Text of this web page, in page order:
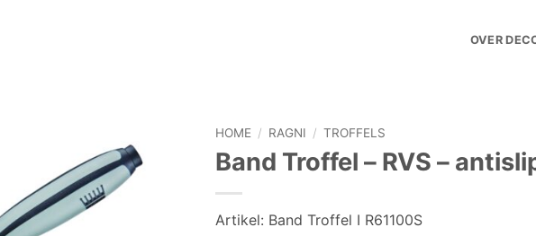
OVER
HOME / RAGNI / TROFFELS
Band Troffel – RVS –
Artikel: Band Troffel I R61100S